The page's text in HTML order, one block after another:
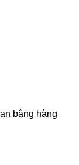
bằng hàng